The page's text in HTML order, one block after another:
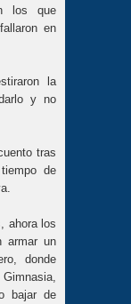
los que
en
la
y no
tras
de
ahora los
armar un
donde
bajar de